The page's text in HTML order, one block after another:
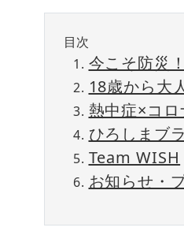
目次
今こそ防災！
18歳から大
熱中症×コロ
ひろしまブ
Team WISH
お知らせ・